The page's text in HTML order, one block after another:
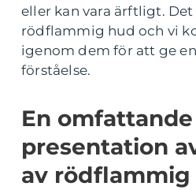
eller kan vara ärftligt.
rödflammig hud och vi
igenom dem för att ge
förståelse.
En omfattande
presentation
av rödflammig